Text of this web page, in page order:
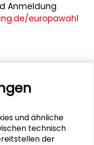
Anmeldung
europawahl
und ähnliche
technisch
der